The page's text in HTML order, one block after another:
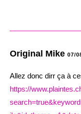
Original Mike 07/
Allez donc dirr ça à
https://